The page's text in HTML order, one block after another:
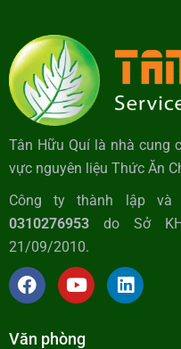
Tân Hữu Quí là nhà cung
vực nguyên liệu Thức Ăn
Công ty thành lập và
0310276953 do Sở
21/09/2010.
Văn phòng